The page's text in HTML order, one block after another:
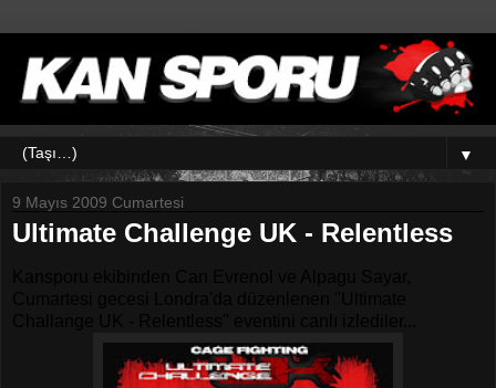
▼
9 Mayıs 2009 Cumartesi
Ultimate Challenge UK - Relentless